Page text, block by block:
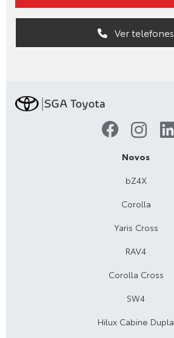
Ver telefones
Novos
bZ4X
Corolla
Yaris Cross
RAV4
Corolla Cross
SW4
Hilux Cabine Dupla